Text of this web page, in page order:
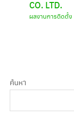
CO. LTD.
ผลงานการติดตั้ง
ค้นหา